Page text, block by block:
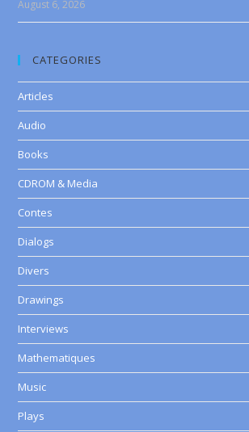
August 6, 2026
CATEGORIES
Articles
Audio
Books
CDROM & Media
Contes
Dialogs
Divers
Drawings
Interviews
Mathematiques
Music
Plays